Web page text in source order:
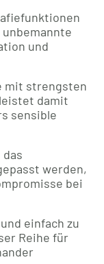
und
mit strengsten
damit
sensible
das
werden,
bei
einfach zu
Reihe für